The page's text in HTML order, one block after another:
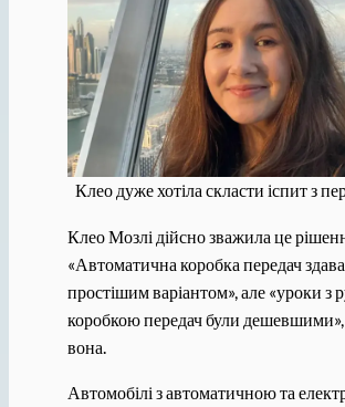
Клео дуже хотіла скласти іспит з
Клео Мозлі дійсно зважила це
«Автоматична коробка передач
простішим варіантом», але «уроки з
коробкою передач були
вона.
Автомобілі з автоматичною та